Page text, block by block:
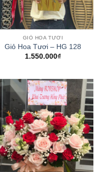
GIỎ HOA TƯƠI
Giỏ Hoa Tươi – HG 128
1.550.000₫